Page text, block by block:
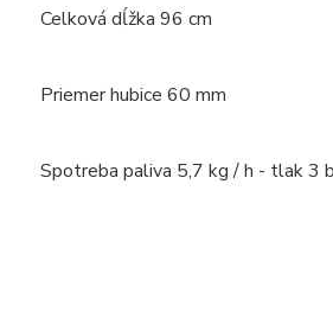
Celková dĺžka 96 cm
Priemer hubice 60 mm
Spotreba paliva 5,7 kg / h - tlak 3